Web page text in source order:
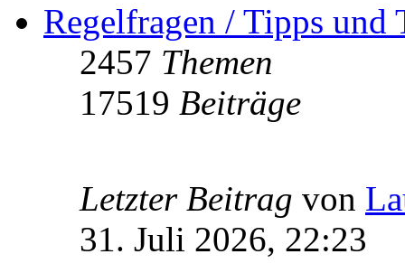
Regelfragen / Tipps und
2457 Themen
17519 Beiträge
Letzter Beitrag von
31. Juli 2026, 22:23